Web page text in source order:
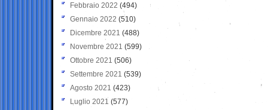
Febbraio 2022 (494)
Gennaio 2022 (510)
Dicembre 2021 (488)
Novembre 2021 (599)
Ottobre 2021 (506)
Settembre 2021 (539)
Agosto 2021 (423)
Luglio 2021 (577)